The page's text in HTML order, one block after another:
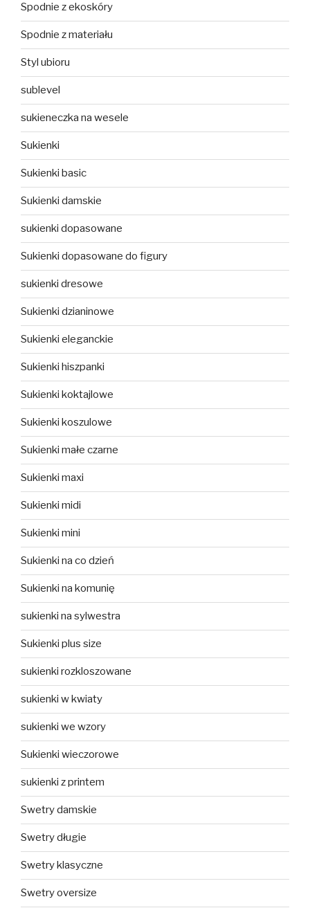
Spodnie z ekoskóry
Spodnie z materiału
Styl ubioru
sublevel
sukieneczka na wesele
Sukienki
Sukienki basic
Sukienki damskie
sukienki dopasowane
Sukienki dopasowane do figury
sukienki dresowe
Sukienki dzianinowe
Sukienki eleganckie
Sukienki hiszpanki
Sukienki koktajlowe
Sukienki koszulowe
Sukienki małe czarne
Sukienki maxi
Sukienki midi
Sukienki mini
Sukienki na co dzień
Sukienki na komunię
sukienki na sylwestra
Sukienki plus size
sukienki rozkloszowane
sukienki w kwiaty
sukienki we wzory
Sukienki wieczorowe
sukienki z printem
Swetry damskie
Swetry długie
Swetry klasyczne
Swetry oversize